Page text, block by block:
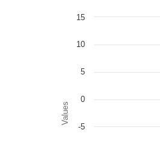
Bar chart with 2 data
The chart has 1 Y axis
Values
-5
0
5
10
15